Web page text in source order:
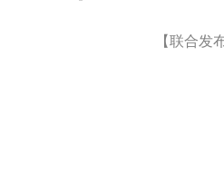
【联合发